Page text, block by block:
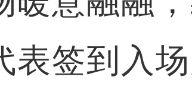
表签到入